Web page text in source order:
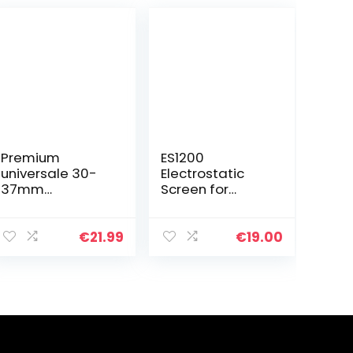
Premium
universale 30-
37mm
Staubsaugerdü
€21.99
ES1200
Electrostatic
Screen for
Vacuums
€19.00